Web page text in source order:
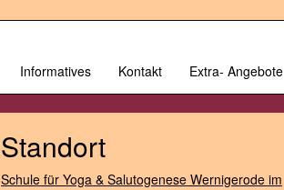
Informatives Kontakt Extra- Angebote
Standort
Schule für Yoga & Salutogenese Wernigerode im